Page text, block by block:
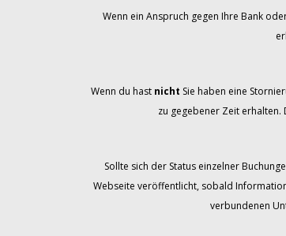
Wenn ein Anspruch gegen Ihre Bank
Wenn du hast nicht Sie haben eine
zu gegebener Zeit erhalten.
Sollte sich der Status einzelner
Webseite veröffentlicht, sobald
verbundenen